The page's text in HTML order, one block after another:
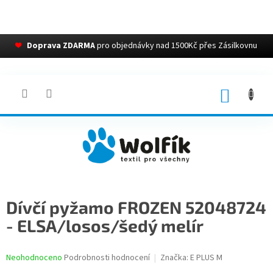
❤ Doprava ZDARMApro objednávky nad 1500Kč přes Zásilkovnu
Dívčí pyžamo FROZEN 52048724
- ELSA/losos/šedý melír
Průměrné
Neohodnoceno Podrobnosti hodnocení Značka: E PLUS M